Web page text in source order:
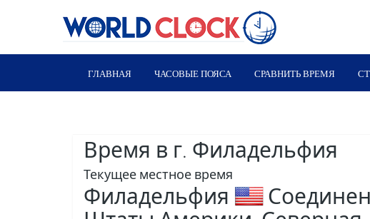
ГЛАВНАЯ ЧАСОВЫЕ ПОЯСА СРАВНИТЬ ВРЕМЯ
Время в г. Филадельфия
Текущее местное время
Филадельфия